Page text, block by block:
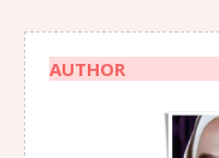
AUTHOR